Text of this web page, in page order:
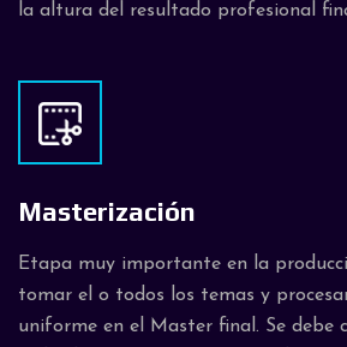
la altura del resultado profesional
Masterización
Etapa muy importante en la
tomar el o todos los temas y
uniforme en el Master final. Se debe